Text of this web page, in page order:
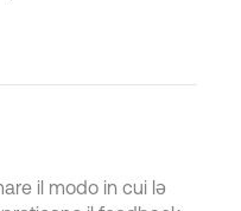
il modo in cui lə